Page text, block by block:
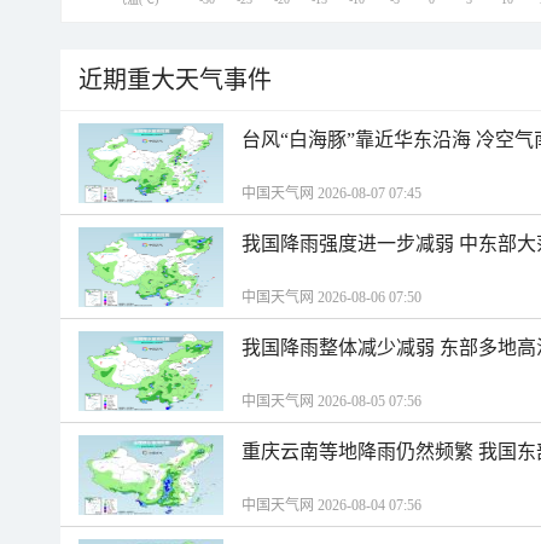
近期重大天气事件
台风“白海豚”靠近华东沿海 冷空
中国天气网 2026-08-07 07:45
我国降雨强度进一步减弱 中东部
中国天气网 2026-08-06 07:50
我国降雨整体减少减弱 东部多地
中国天气网 2026-08-05 07:56
重庆云南等地降雨仍然频繁 我国
中国天气网 2026-08-04 07:56